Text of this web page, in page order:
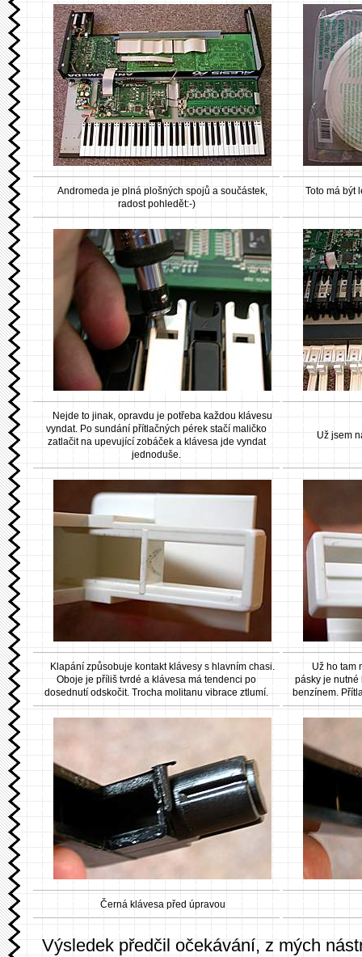
Andromeda je plná plošných spojů a součástek,
radost pohledět:-)
Toto má být
Nejde to jinak, opravdu je potřeba každou klávesu
vyndat. Po sundání přítlačných pérek stačí maličko
zatlačit na upevující zobáček a klávesa jde vyndat
jednoduše.
Už jsem
Klapání způsobuje kontakt klávesy s hlavním chasi.
Oboje je příliš tvrdé a klávesa má tendenci po
dosednutí odskočit. Trocha molitanu vibrace ztlumí.
Už ho tam
pásky je nutné
benzínem.
Černá klávesa před úpravou
Výsledek předčil očekávání, z mých